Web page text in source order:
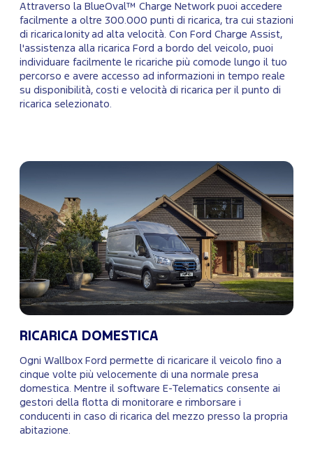
Attraverso la BlueOval™ Charge Network puoi accedere
facilmente a oltre 300.000 punti di ricarica, tra cui stazioni
di ricarica Ionity ad alta velocità. Con Ford Charge Assist,
l'assistenza alla ricarica Ford a bordo del veicolo, puoi
individuare facilmente le ricariche più comode lungo il tuo
percorso e avere accesso ad informazioni in tempo reale
su disponibilità, costi e velocità di ricarica per il punto di
ricarica selezionato.
RICARICA DOMESTICA
Ogni Wallbox Ford permette di ricaricare il veicolo fino a
cinque volte più velocemente di una normale presa
domestica. Mentre il software E-Telematics consente ai
gestori della flotta di monitorare e rimborsare i
conducenti in caso di ricarica del mezzo presso la propria
abitazione.